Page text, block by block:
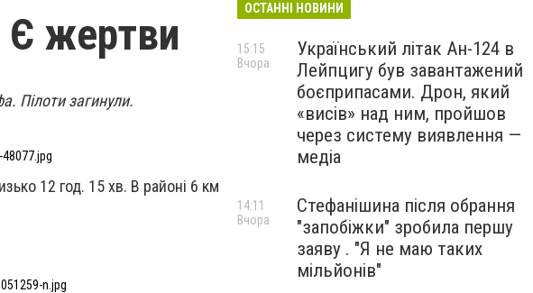
Є жертви
Пілоти загинули.
12 год. 15 хв. В районі 6 км
n.jpg
ОСТАННІ НОВИНИ
Український літак Ан-124 в
Лейпцигу був завантажений
боєприпасами. Дрон, який
«висів» над ним, пройшов
через систему виявлення —
медіа
15:15
Вчора
Стефанішина після обрання
"запобіжки" зробила першу
заяву . "Я не маю таких
мільйонів"
14:11
Вчора